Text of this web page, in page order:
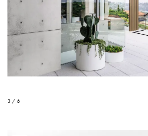
3 / 6